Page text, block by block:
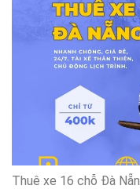
Thuê xe 16 chỗ Đà